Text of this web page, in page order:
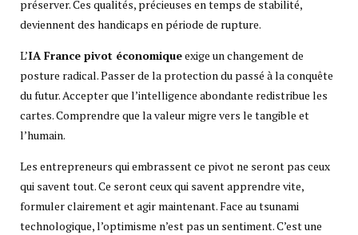
préserver. Ces qualités, précieuses en temps de stabilité,
deviennent des handicaps en période de rupture.
L’IA France pivot économiqueexige un changement de
posture radical. Passer de la protection du passé à la conquête
du futur. Accepter que l’intelligence abondante redistribue les
cartes. Comprendre que la valeur migre vers le tangible et
l’humain.
Les entrepreneurs qui embrassent ce pivot ne seront pas ceux
qui savent tout. Ce seront ceux qui savent apprendre vite,
formuler clairement et agir maintenant. Face au tsunami
technologique, l’optimisme n’est pas un sentiment. C’est une